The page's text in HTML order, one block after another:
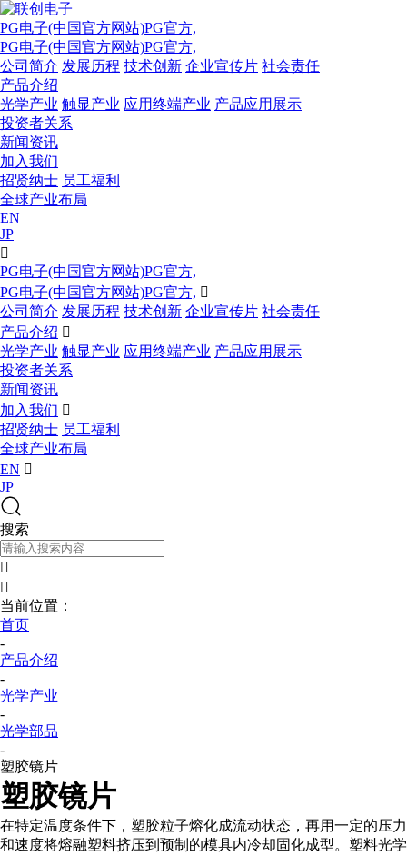
PG电子(中国官方网站)PG官方,
PG电子(中国官方网站)PG官方,
公司简介 发展历程 技术创新 企业宣传片 社会责任
产品介绍
光学产业 触显产业 应用终端产业 产品应用展示
投资者关系
新闻资讯
加入我们
招贤纳士 员工福利
全球产业布局
EN
JP

PG电子(中国官方网站)PG官方,
PG电子(中国官方网站)PG官方, 
公司简介 发展历程 技术创新 企业宣传片 社会责任
产品介绍 
光学产业 触显产业 应用终端产业 产品应用展示
投资者关系
新闻资讯
加入我们 
招贤纳士 员工福利
全球产业布局
EN 
JP
搜索


当前位置：
首页
-
产品介绍
-
光学产业
-
光学部品
-
塑胶镜片
塑胶镜片
在特定温度条件下，塑胶粒子熔化成流动状态，再用一定的压力
和速度将熔融塑料挤压到预制的模具内冷却固化成型。塑料光学